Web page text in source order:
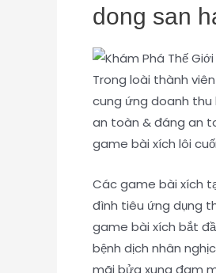
dong san
Trong loài thành
cung ứng doanh thu
an toàn & đáng an
game bài xích lôi
Các game bài xích
đình tiêu ứng dụng
game bài xích bắt
bệnh dịch nhân